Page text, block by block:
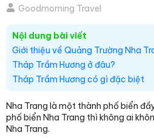
Goodmorning Travel
Nội dung bài viết
Giới thiệu về Quảng Trường Nha
Tháp Trầm Hương ở đâu?
Tháp Trầm Hương có gì đặc biệt
Nha Trang là một thành phố biển
phố biển Nha Trang thì không ai
Nha Trang.